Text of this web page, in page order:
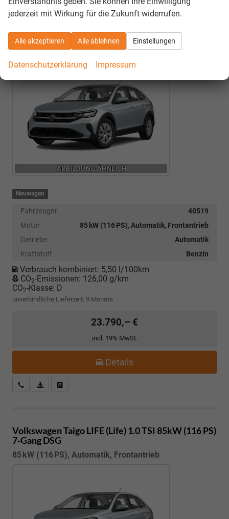
DSG
85 kW (116 PS), Automatik, Frontantrieb
Neuwagen
Fahrzeugnr.
40519
Motor
85 kW (116 PS), Automatik, Frontantrieb
Getriebe
Automatik
Kraftstoff
Benzin
Verbrauch kombiniert: 5,50 l/100km
CO2-Emissionen: 126,00 g/km
CO2-Klasse: D
unverbindliche Lieferzeit: 9 Monate
23.790,– €
incl. 19% MwSt.
Details
Kostenloser Rückruf-Service
PDF-Datei, Fahrzeugexposé drucken
Volkswagen TaigoLIFE (Life) 1.0 TSI 85kW (116 PS)
7-Gang DSG
85 kW (116 PS), Automatik, Frontantrieb
jederzeit mit Wirkung für die Zukunft widerrufen.
Alle akzeptieren Alle ablehnen Einstellungen
Datenschutzerklärung Impressum